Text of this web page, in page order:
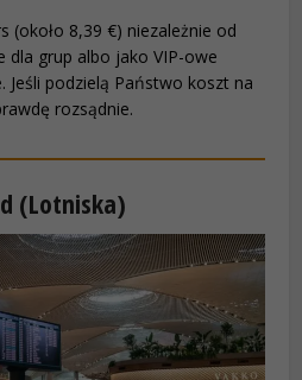
(około 8,39 €) niezależnie od
dla grup albo jako VIP-owe
Jeśli podzielą Państwo koszt na
rozsądnie.
(Lotniska)